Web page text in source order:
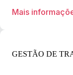
Mais
GESTÃO DE